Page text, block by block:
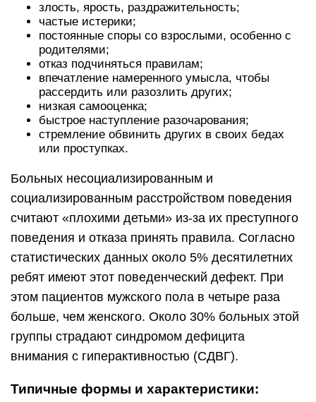
злость, ярость, раздражительность;
частые истерики;
постоянные споры со взрослыми, особенно с
родителями;
отказ подчиняться правилам;
впечатление намеренного умысла, чтобы
рассердить или разозлить других;
низкая самооценка;
быстрое наступление разочарования;
стремление обвинить других в своих бедах
или проступках.
Больных несоциализированным и
социализированным расстройством поведения
считают «плохими детьми» из-за их преступного
поведения и отказа принять правила. Согласно
статистических данных около 5% десятилетних
ребят имеют этот поведенческий дефект. При
этом пациентов мужского пола в четыре раза
больше, чем женского. Около 30% больных этой
группы страдают синдромом дефицита
внимания с гиперактивностью (СДВГ).
Типичные формы и характеристики: